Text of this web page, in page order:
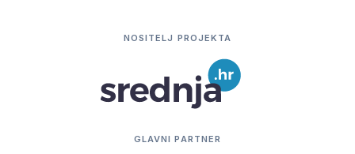
NOSITELJ PROJEKTA
GLAVNI PARTNER